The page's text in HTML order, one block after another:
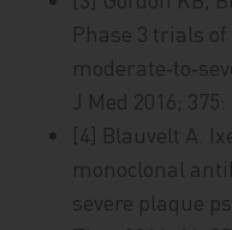
Phase 3 trials
J Med 2016; 375:
[4] Blauvelt A.
monoclonal
severe plaque